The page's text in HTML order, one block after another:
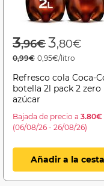
Price
3,96€to
3,80€
0,99€ 0,95€/litro
Refresco cola Coca-
botella 2l pack 2 zero
azúcar
Bajada de precio a 3.80€
(06/08/26 - 26/08/26)
Añadir a la cesta